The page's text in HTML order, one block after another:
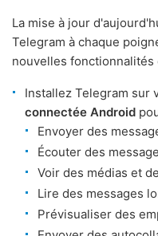
La mise à jour
Telegram à chaque
nouvelles fonctionnalités
Installez Telegram sur
connectée Android
Envoyer des
Écouter des
Voir des médias et
Lire des messages
Prévisualiser des